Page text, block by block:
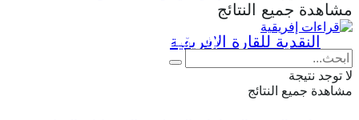
مشاهدة جميع النتائج
Eng Fr
لا توجد نتيجة
مشاهدة جميع النتائج